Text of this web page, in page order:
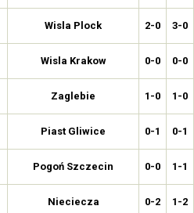
Wisla Plock 2-0 3-0
Wisla Krakow 0-0 0-0
Zaglebie 1-0 1-0
Piast Gliwice 0-1 0-1
Pogoń Szczecin 0-0 1-1
Nieciecza 0-2 1-2